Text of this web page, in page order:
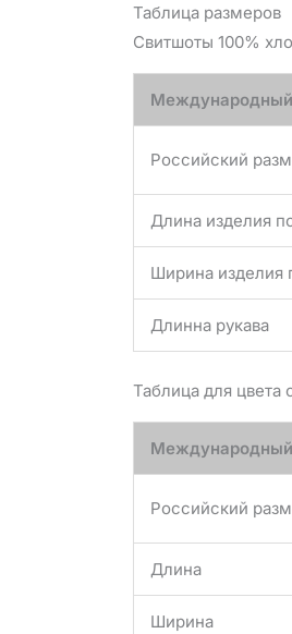
Таблица размеров
Свитшоты 100%
Российский
Длина изделия
Ширина изделия
Длинна рукава
Таблица для
Российский
Длина
Ширина